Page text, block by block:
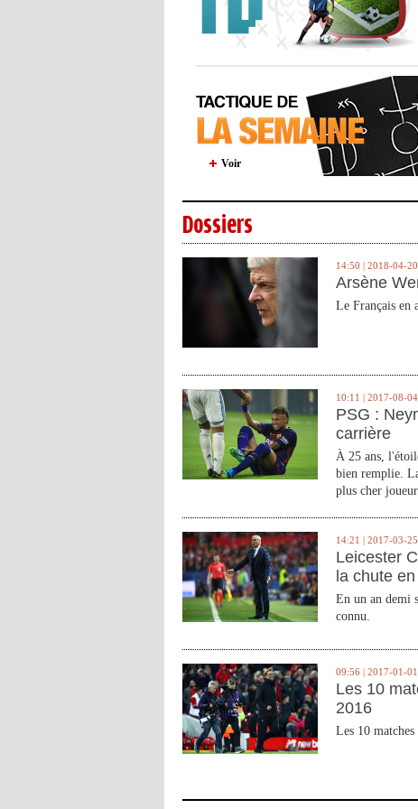
Voir
Dossiers
14:50 | 2018-04-20
Arsène
Le Français en
10:11 | 2017-08-04
PSG :
carrière
À 25 ans,
bien remplie.
plus cher
14:21 | 2017-03-25
Leicester
la chute
En un an demi
connu.
09:56 | 2017-01-01
Les 10
2016
Les 10